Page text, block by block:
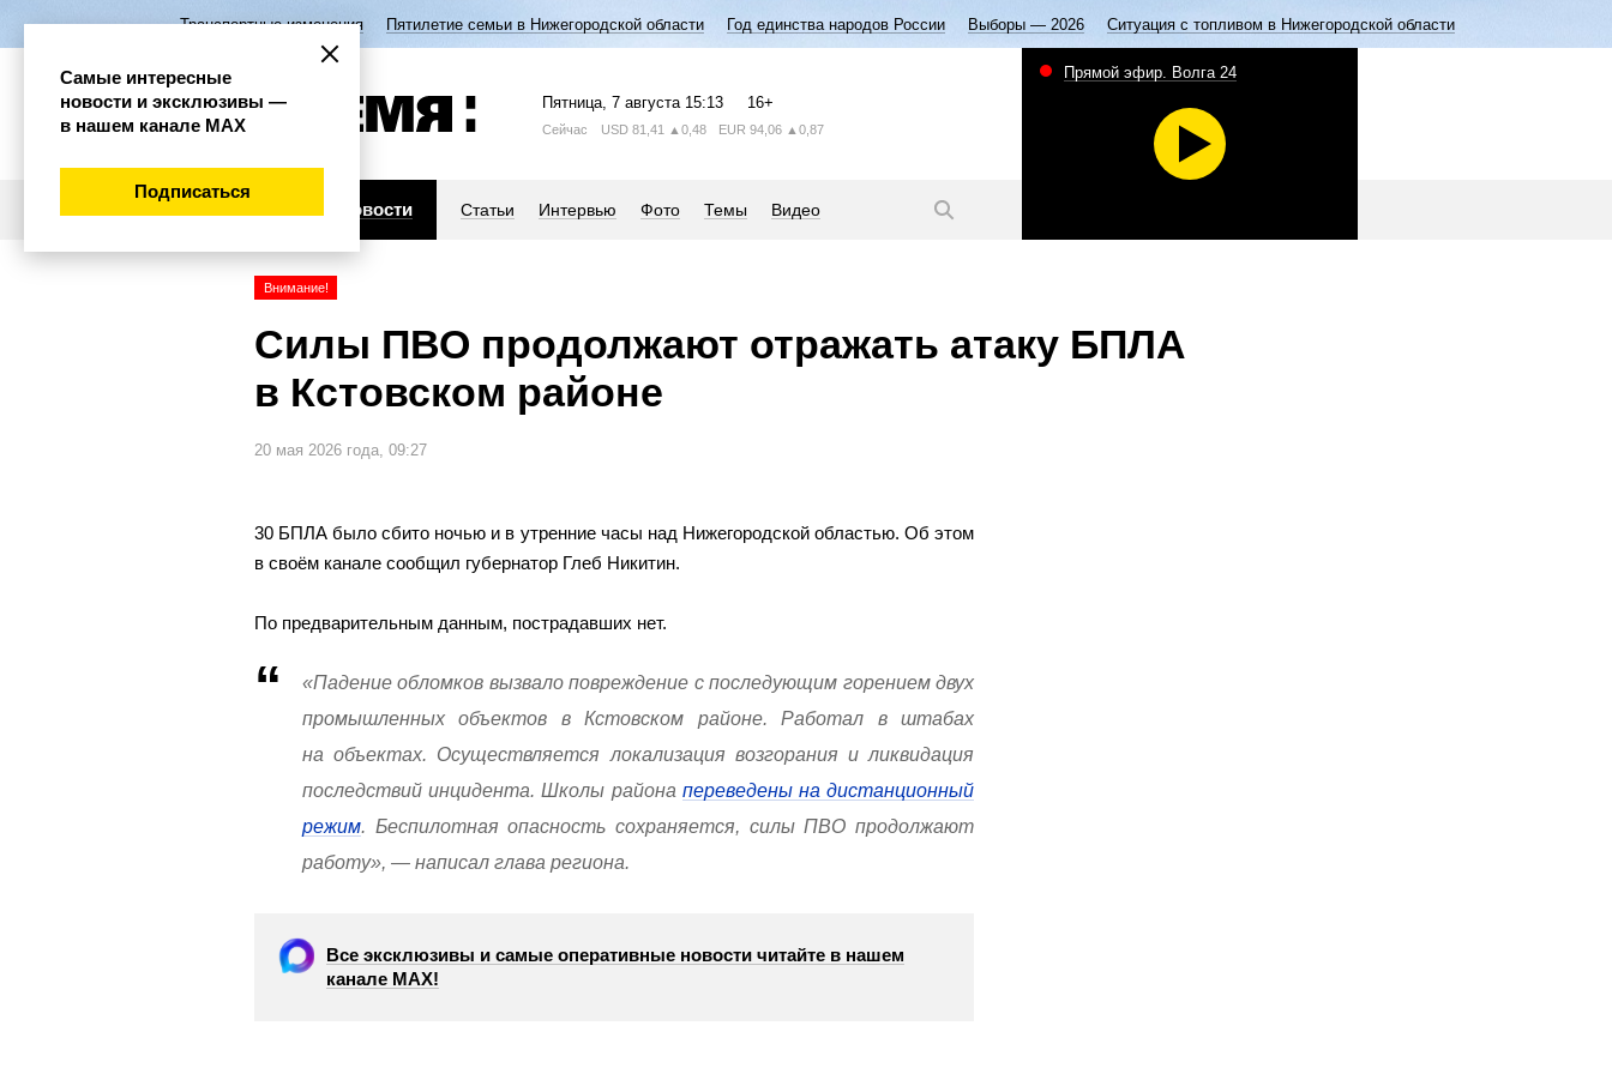
Транспортные изменения Пятилетие семьи в Нижегородской области Год единства народов России Выборы — 2026 Ситуация с топливом в Нижегородской области
Пятница, 7 августа 15:13 16+
Сейчас USD 81,41 ▲0,48 EUR 94,06 ▲0,87
Новости Статьи Интервью Фото Темы Видео
Прямой эфир. Волга 24
Внимание!
Силы ПВО продолжают отражать атаку БПЛА
в Кстовском районе
20 мая 2026 года, 09:27
30 БПЛА было сбито ночью и в утренние часы над Нижегородской областью. Об этом
в своём канале сообщил губернатор Глеб Никитин.
По предварительным данным, пострадавших нет.
«Падение обломков вызвало повреждение с последующим горением двух
промышленных объектов в Кстовском районе. Работал в штабах
на объектах. Осуществляется локализация возгорания и ликвидация
последствий инцидента. Школы района переведены на дистанционный
режим. Беспилотная опасность сохраняется, силы ПВО продолжают
работу», — написал глава региона.
Все эксклюзивы и самые оперативные новости читайте в нашем
канале МАХ!
Самые интересные
новости и эксклюзивы —
в нашем канале МАХ
Подписаться